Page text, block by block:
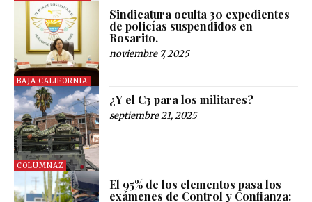
BAJA CALIFORNIA
Sindicatura oculta 30 expedientes
de policías suspendidos en
Rosarito.
noviembre 7, 2025
COLUMNAZ
¿Y el C3 para los militares?
septiembre 21, 2025
El 95% de los elementos pasa los
exámenes de Control y Confianza: